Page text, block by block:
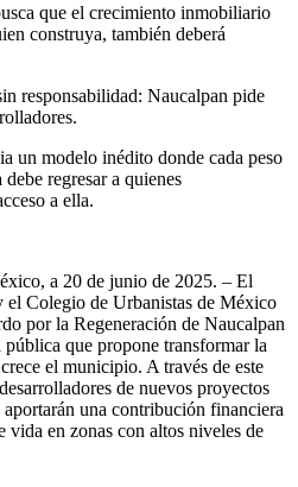
que el crecimiento inmobiliario
construya, también deberá
responsabilidad: Naucalpan pide
un modelo inédito donde cada peso
regresar a quienes
a ella.
a 20 de junio de 2025. – El
el Colegio de Urbanistas de México
por la Regeneración de Naucalpan
que propone transformar la
el municipio. A través de este
de nuevos proyectos
una contribución financiera
en zonas con altos niveles de